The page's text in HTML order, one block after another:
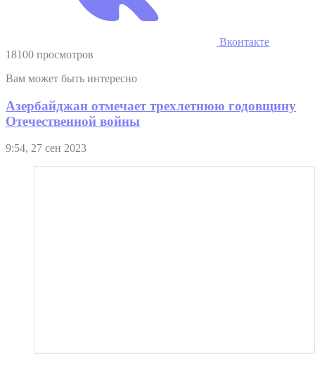
Вконтакте
18100 просмотров
Вам может быть интересно
Азербайджан отмечает трехлетнюю годовщину
Отечественной войны
9:54, 27 сен 2023